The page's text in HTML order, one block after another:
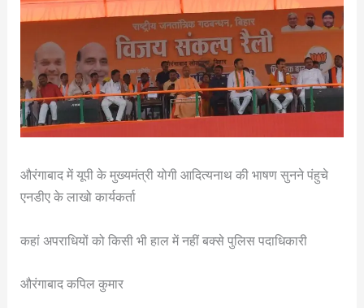
औरंगाबाद में यूपी के मुख्यमंत्री योगी आदित्यनाथ की भाषण सुनने पंहुचे
एनडीए के लाखो कार्यकर्ता
कहां अपराधियों को किसी भी हाल में नहीं बक्से पुलिस पदाधिकारी
औरंगाबाद कपिल कुमार